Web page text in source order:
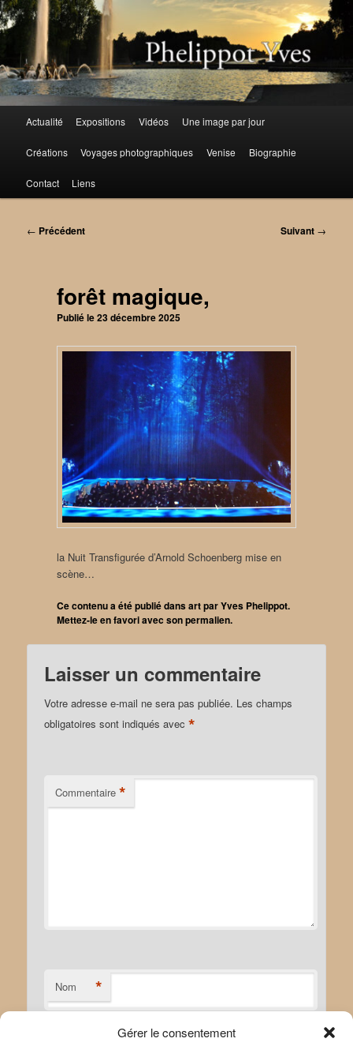
Gérer le consentement
Aller
au
contenu
principal
Actualité Expositions Vidéos Une image par jour
Créations Voyages photographiques Venise Biographie
Contact Liens
Navigation
← Précédent Suivant →
forêt magique,
Publié le23 décembre 2025
la Nuit Transfigurée d’Arnold Schoenberg mise en
scène…
Ce contenu a été publié dansartparYves Phelippot.
Mettez-le en favori avec sonpermalien.
Laisser un commentaire
Votre adresse e-mail ne sera pas publiée. Les champs
obligatoires sont indiqués avec*
Commentaire *
Nom *